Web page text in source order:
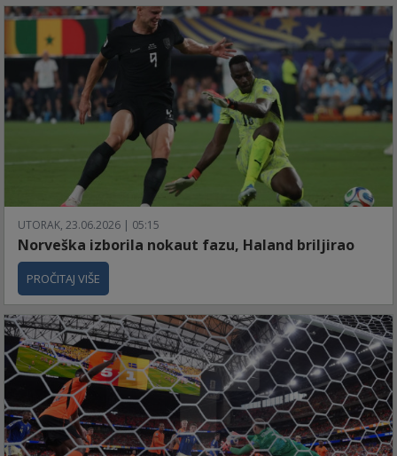
UTORAK, 23.06.2026 | 05:15
Norveška izborila nokaut fazu, Haland briljirao
PROČITAJ VIŠE